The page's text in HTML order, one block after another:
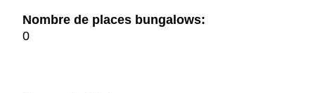
Nombre de places bungalows:
0